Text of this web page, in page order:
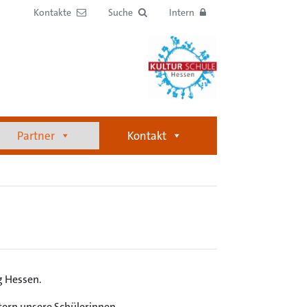
Kontakte Suche Intern
Partner Kontakt